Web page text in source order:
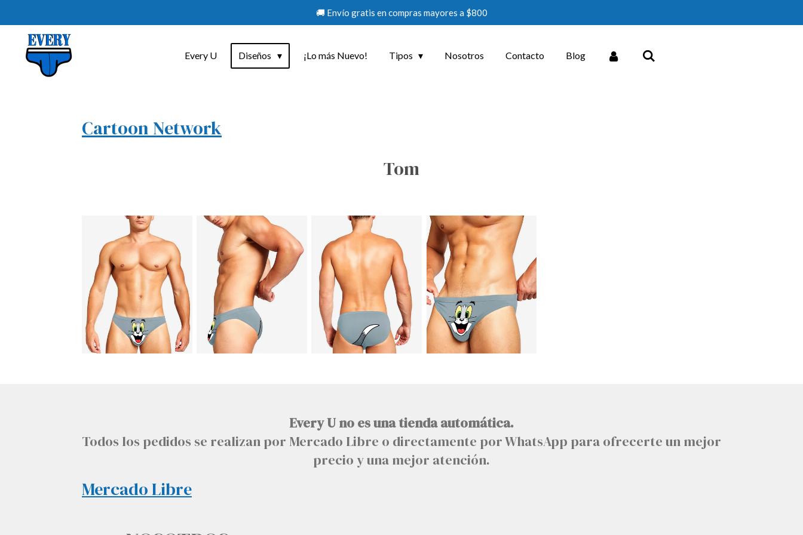
contenido
principal
🚚 Envío gratis en compras mayores a $800
Every U Diseños ¡Lo más Nuevo! Tipos Nosotros Contacto Blog
Cartoon Network
Tom
Every U no es una tienda automática.
Todos los pedidos se realizan por Mercado Libre o directamente por WhatsApp para ofrecerte un mejor
precio y una mejor atención.
Mercado Libre